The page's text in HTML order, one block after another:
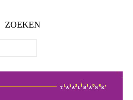
ZOEKEN